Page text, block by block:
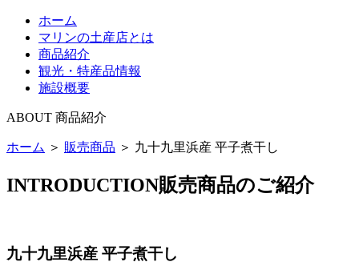
ホーム
マリンの土産店とは
商品紹介
観光・特産品情報
施設概要
ABOUT 商品紹介
ホーム ＞ 販売商品 ＞ 九十九里浜産 平子煮干し
INTRODUCTION販売商品のご紹介
九十九里浜産 平子煮干し